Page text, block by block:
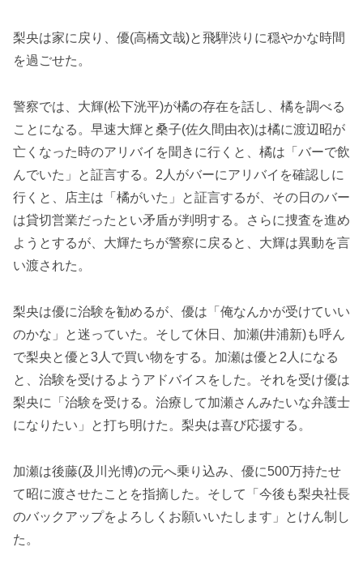
梨央は家に戻り、優(高橋文哉)と飛騨渋りに穏やかな時間
を過ごせた。
警察では、大輝(松下洸平)が橘の存在を話し、橘を調べる
ことになる。早速大輝と桑子(佐久間由衣)は橘に渡辺昭が
亡くなった時のアリバイを聞きに行くと、橘は「バーで飲
んでいた」と証言する。2人がバーにアリバイを確認しに
行くと、店主は「橘がいた」と証言するが、その日のバー
は貸切営業だったとい矛盾が判明する。さらに捜査を進め
ようとするが、大輝たちが警察に戻ると、大輝は異動を言
い渡された。
梨央は優に治験を勧めるが、優は「俺なんかが受けていい
のかな」と迷っていた。そして休日、加瀬(井浦新)も呼ん
で梨央と優と3人で買い物をする。加瀬は優と2人になる
と、治験を受けるようアドバイスをした。それを受け優は
梨央に「治験を受ける。治療して加瀬さんみたいな弁護士
になりたい」と打ち明けた。梨央は喜び応援する。
加瀬は後藤(及川光博)の元へ乗り込み、優に500万持たせ
て昭に渡させたことを指摘した。そして「今後も梨央社長
のバックアップをよろしくお願いいたします」とけん制し
た。